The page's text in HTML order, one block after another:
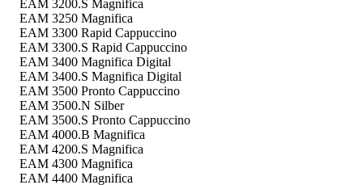
EAM 3200.S Magnifica
EAM 3250 Magnifica
EAM 3300 Rapid Cappuccino
EAM 3300.S Rapid Cappuccino
EAM 3400 Magnifica Digital
EAM 3400.S Magnifica Digital
EAM 3500 Pronto Cappuccino
EAM 3500.N Silber
EAM 3500.S Pronto Cappuccino
EAM 4000.B Magnifica
EAM 4200.S Magnifica
EAM 4300 Magnifica
EAM 4400 Magnifica